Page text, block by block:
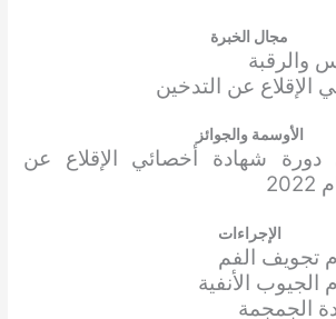
مجال الخبرة
والرقبة
عن التدخين
الأوسمة والجوائز
دورة شهادة أخصائي الإقلاع عن
الإجراءات
تجويف الفم
الجيوب الأنفية
الجمجمة